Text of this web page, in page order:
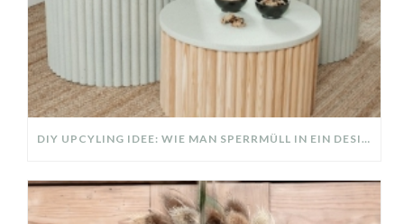
DIY UPCYLING IDEE: WIE MAN SPERRMÜLL IN EIN DESIGNER TEIL VERWANDELT